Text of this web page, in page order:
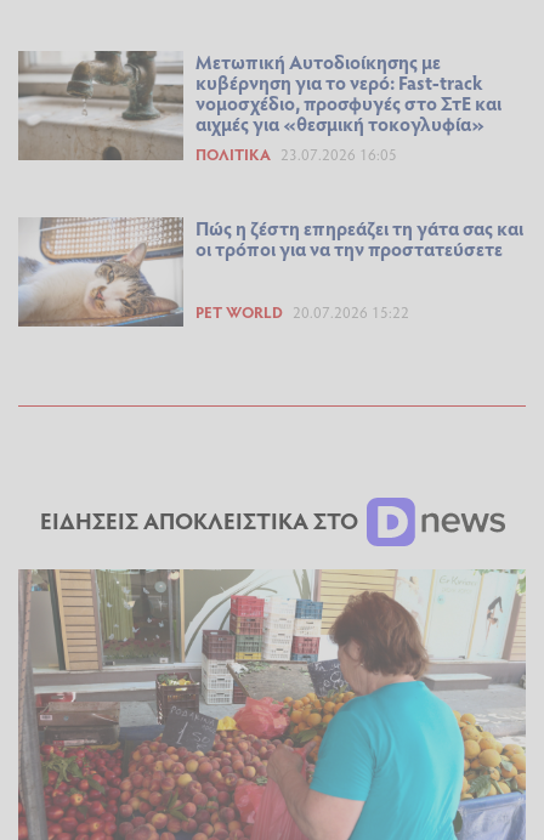
Μετωπική Αυτοδιοίκησης με
κυβέρνηση για το νερό: Fast-track
νομοσχέδιο, προσφυγές στο ΣτΕ και
αιχμές για «θεσμική τοκογλυφία»
ΠΟΛΙΤΙΚΆ 23.07.2026 16:05
Πώς η ζέστη επηρεάζει τη γάτα σας και
οι τρόποι για να την προστατεύσετε
PET WORLD 20.07.2026 15:22
ΕΙΔΗΣΕΙΣ ΑΠΟΚΛΕΙΣΤΙΚΑ ΣΤΟ